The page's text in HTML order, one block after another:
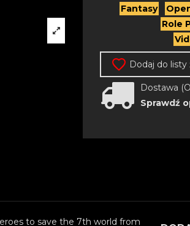
Fantasy
Role
Dodaj do listy
Dostawa
Sprawdź
to save the 7th world from